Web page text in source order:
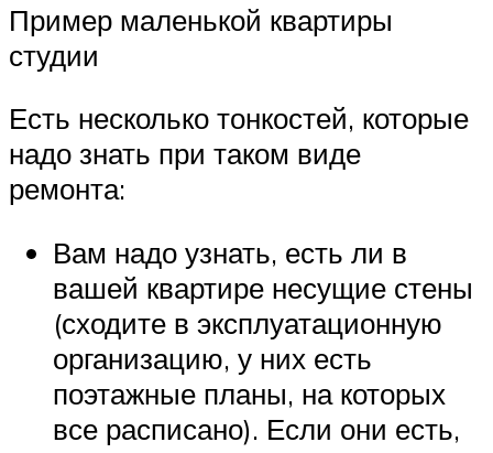
Пример маленькой квартиры
студии
Есть несколько тонкостей, которые
надо знать при таком виде
ремонта:
Вам надо узнать, есть ли в
вашей квартире несущие стены
(сходите в эксплуатационную
организацию, у них есть
поэтажные планы, на которых
все расписано). Если они есть,